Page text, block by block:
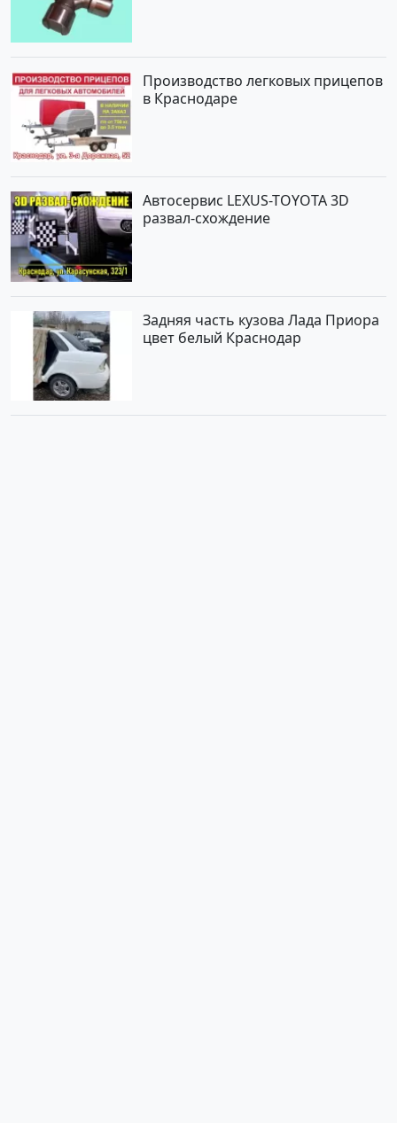
Производство легковых прицепов
в Краснодаре
Автосервис LEXUS-TOYOTA 3D
развал-схождение
Задняя часть кузова Лада Приора
цвет белый Краснодар